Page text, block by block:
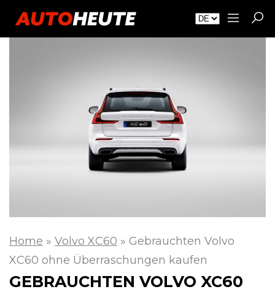
Home » Volvo XC60 » Gebrauchten Volvo
XC60 ohne Überraschungen kaufen
GEBRAUCHTEN VOLVO XC60